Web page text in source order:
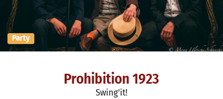
Party
Prohibition 1923
Swing'it!